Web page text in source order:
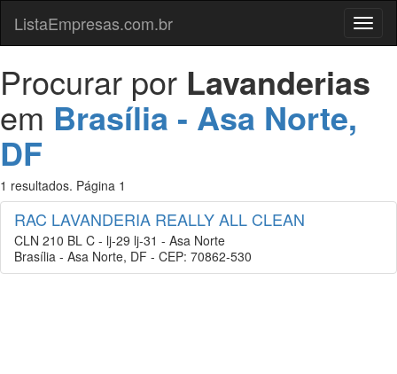
Menu
ListaEmpresas.com.br
Procurar por Lavanderias
em Brasília - Asa Norte,
DF
1 resultados. Página 1
RAC LAVANDERIA REALLY ALL CLEAN
CLN 210 BL C - lj-29 lj-31 - Asa Norte
Brasília - Asa Norte, DF - CEP: 70862-530